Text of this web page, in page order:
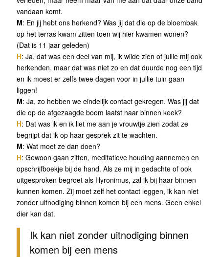
vandaan komt.
M: En jij hebt ons herkend? Was jij dat die op de bloembak
op het terras kwam zitten toen wij hier kwamen wonen?
(Dat is 11 jaar geleden)
H: Ja, dat was een deel van mij, ik wilde zien of jullie mij ook
herkenden, maar dat was niet zo en dat duurde nog een tijd
en ik moest er zelfs twee dagen voor in jullie tuin gaan
liggen!
M: Ja, zo hebben we eindelijk contact gekregen. Was jij dat
die op de afgezaagde boom laatst naar binnen keek?
H: Dat was ik en ik liet me aan je vrouwtje zien zodat ze
begrijpt dat ik op haar gesprek zit te wachten.
M: Wat moet ze dan doen?
H: Gewoon gaan zitten, meditatieve houding aannemen en
opschrijfboekje bij de hand. Als ze mij in gedachte of ook
uitgesproken begroet als Hyronimus, zal ik bij haar binnen
kunnen komen. Zij moet zelf het contact leggen, ik kan niet
zonder uitnodiging binnen komen bij een mens. Geen enkel
dier kan dat.
Ik kan niet zonder uitnodiging binnen
komen bij een mens